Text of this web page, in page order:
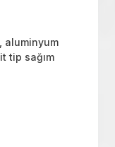
aluminyum
tip sağım